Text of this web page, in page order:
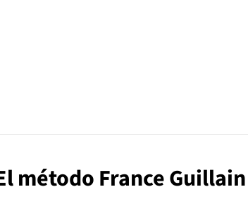
método France Guillain